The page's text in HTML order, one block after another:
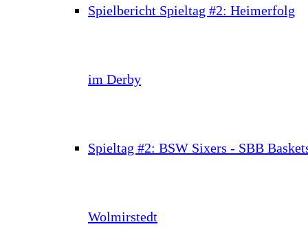
Spielbericht Spieltag #2: Heimerfolg
im Derby
Spieltag #2: BSW Sixers - SBB
Wolmirstedt